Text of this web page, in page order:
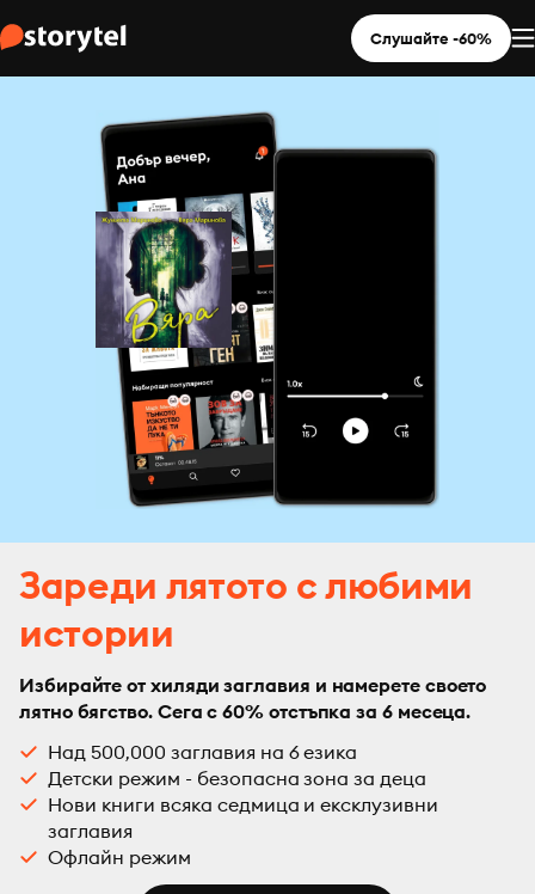
Слушайте -60%
Зареди лятото с любими
истории
Избирайте от хиляди заглавия и намерете своето
лятно бягство. Сега с 60% отстъпка за 6 месеца.
Над 500,000 заглавия на 6 езика
Детски режим - безопасна зона за деца
Нови книги всяка седмица и ексклузивни
заглавия
Офлайн режим